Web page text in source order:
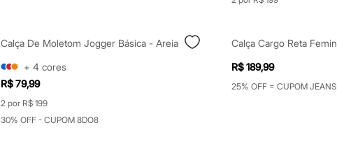
Calça De Moletom Jogger Básica - Areia
+ 4 cores
R$ 79,99
2 por R$ 199
30% OFF - CUPOM 8DO8
R$ 189,99
25% OFF = CUPOM JEANS